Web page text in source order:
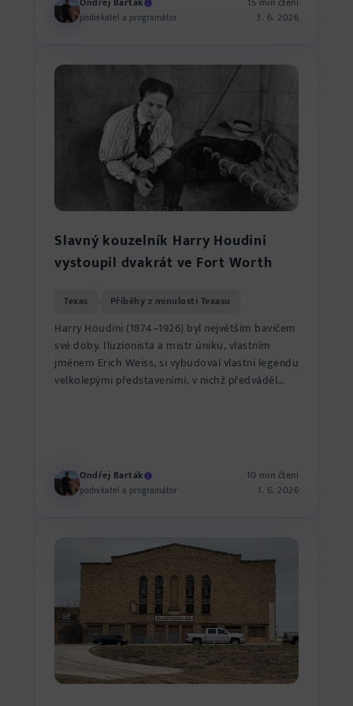
podnikatel a programátor
3. 6. 2026
Slavný kouzelník Harry Houdini
vystoupil dvakrát ve Fort Worth
Texas Příběhy z minulosti Texasu
Harry Houdini (1874–1926) byl největším bavičem
své doby. Iluzionista a mistr úniku, vlastním
jménem Erich Weiss, si vybudoval vlastní legendu
velkolepými představeními, v nichž předváděl
Ondřej Barták
podnikatel a programátor
10 min čtení
1. 6. 2026